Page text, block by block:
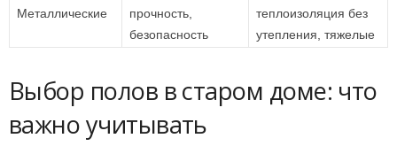
Металлические
прочность,
безопасность
теплоизоляция без
утепления, тяжелые
Выбор полов в старом доме: что
важно учитывать